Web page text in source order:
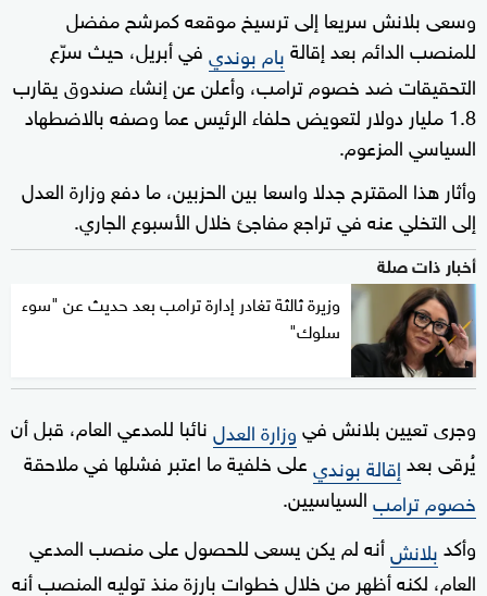
وسعى بلانش سريعا إلى ترسيخ موقعه كمرشح مفضل
للمنصب الدائم بعد إقالةبام بونديفي أبريل، حيث سرّع
التحقيقات ضد خصوم ترامب، وأعلن عن إنشاء صندوق يقارب
1.8 مليار دولار لتعويض حلفاء الرئيس عما وصفه بالاضطهاد
السياسي المزعوم.
وأثار هذا المقترح جدلا واسعا بين الحزبين، ما دفع وزارة العدل
إلى التخلي عنه في تراجع مفاجئ خلال الأسبوع الجاري.
أخبار ذات صلة
وزيرة ثالثة تغادر إدارة ترامب بعد حديث عن "سوء
سلوك"
وجرى تعيين بلانش فيوزارة العدلنائبا للمدعي العام، قبل أن
يُرقى بعدإقالة بونديعلى خلفية ما اعتبر فشلها في ملاحقة
خصوم ترامبالسياسيين.
وأكدبلانشأنه لم يكن يسعى للحصول على منصب المدعي
العام، لكنه أظهر من خلال خطوات بارزة منذ توليه المنصب أنه